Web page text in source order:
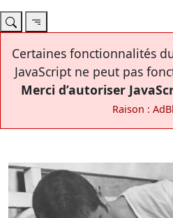
Certaines fonctionnalités
JavaScript ne peut pas
Merci d’autoriser
Raison :